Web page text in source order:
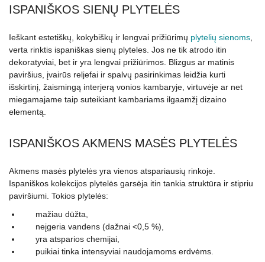
ISPANIŠKOS SIENŲ PLYTELĖS
Ieškant estetiškų, kokybiškų ir lengvai prižiūrimų plytelių sienoms
verta rinktis ispaniškas sienų plyteles. Jos ne tik atrodo itin
dekoratyviai, bet ir yra lengvai prižiūrimos. Blizgus ar matinis
paviršius, įvairūs reljefai ir spalvų pasirinkimas leidžia kurti
išskirtinį, žaismingą interjerą vonios kambaryje, virtuvėje ar net
miegamajame taip suteikiant kambariams ilgaamžį dizaino
elementą.
ISPANIŠKOS AKMENS MASĖS PLYTELĖS
Akmens masės plytelės yra vienos atspariausių rinkoje.
Ispaniškos kolekcijos plytelės garsėja itin tankia struktūra ir stipriu
paviršiumi. Tokios plytelės:
mažiau dūžta,
neįgeria vandens (dažnai <0,5 %),
yra atsparios chemijai,
puikiai tinka intensyviai naudojamoms erdvėms.